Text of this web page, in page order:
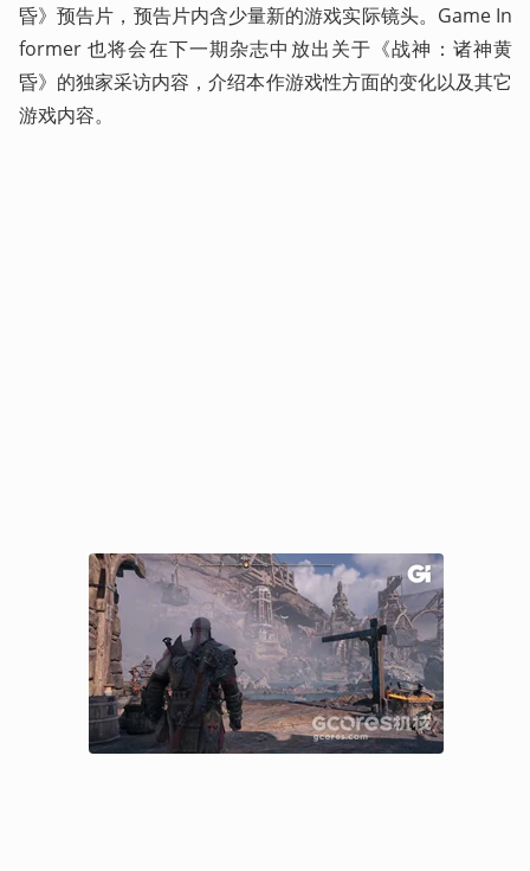
昏》预告片，预告片内含少量新的游戏实际镜头。Game In
former 也将会在下一期杂志中放出关于《战神：诸神黄
昏》的独家采访内容，介绍本作游戏性方面的变化以及其它
游戏内容。